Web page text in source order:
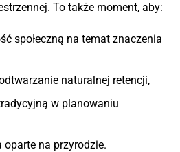
To także moment, aby:
społeczną na temat znaczenia
naturalnej retencji,
w planowaniu
na przyrodzie.